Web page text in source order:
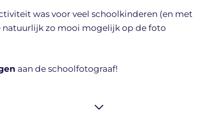
was voor veel schoolkinderen (en met
natuurlijk zo mooi mogelijk op de foto
aan de schoolfotograaf!